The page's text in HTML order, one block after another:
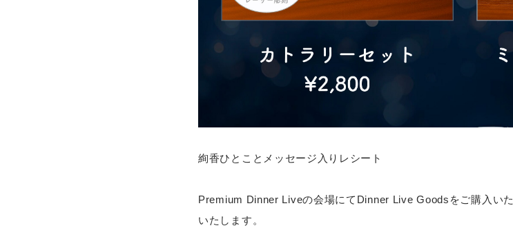
絢香ひとことメッセージ入りレシート
Premium Dinner Liveの会場にてDinner Live Goodsをご購入い
いたします。